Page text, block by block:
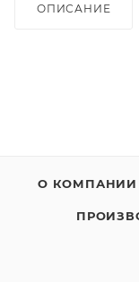
ОПИСАНИЕ
О КОМПАНИИ